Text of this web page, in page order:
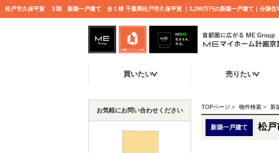
買いたい 売りたい
TOPページ > 物件検索 > 新
新築一戸建て 松
お気軽にお問い合わせください